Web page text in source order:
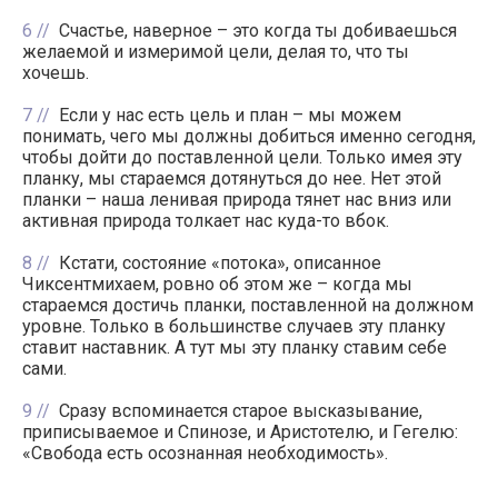
6
Счастье, наверное – это когда ты добиваешься
желаемой и измеримой цели, делая то, что ты
хочешь.
7
Если у нас есть цель и план – мы можем
понимать, чего мы должны добиться именно сегодня,
чтобы дойти до поставленной цели. Только имея эту
планку, мы стараемся дотянуться до нее. Нет этой
планки – наша ленивая природа тянет нас вниз или
активная природа толкает нас куда-то вбок.
8
Кстати, состояние «потока», описанное
Чиксентмихаем, ровно об этом же – когда мы
стараемся достичь планки, поставленной на должном
уровне. Только в большинстве случаев эту планку
ставит наставник. А тут мы эту планку ставим себе
сами.
9
Сразу вспоминается старое высказывание,
приписываемое и Спинозе, и Аристотелю, и Гегелю:
«Свобода есть осознанная необходимость».